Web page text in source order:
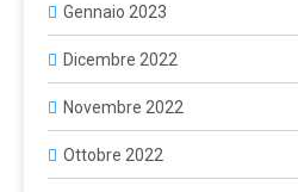
Gennaio 2023
Dicembre 2022
Novembre 2022
Ottobre 2022